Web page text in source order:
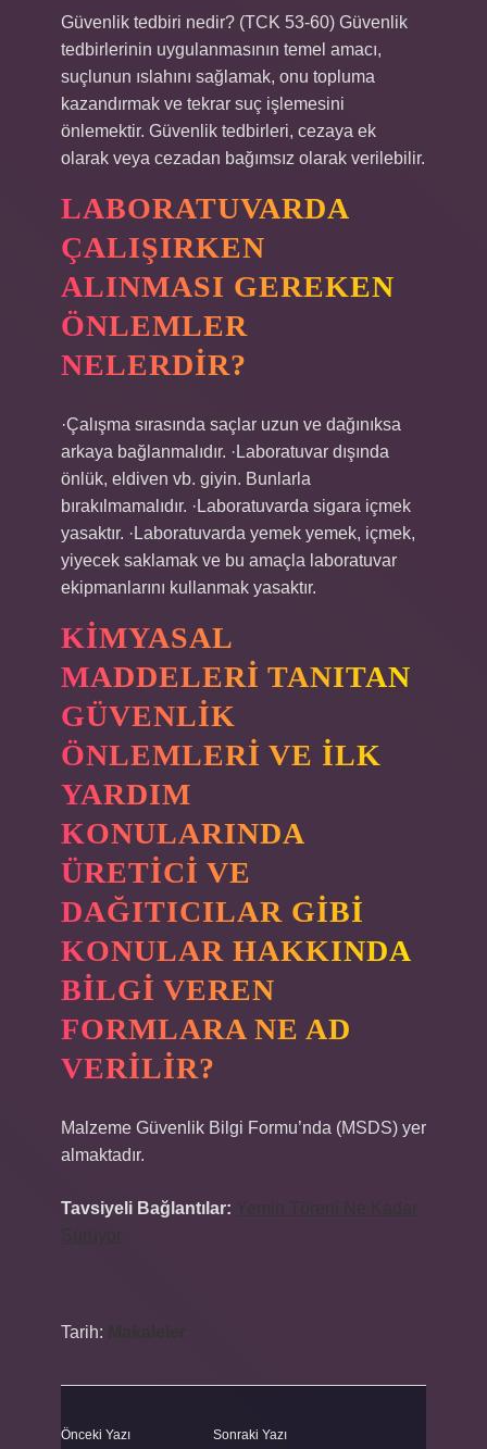
Güvenlik tedbiri nedir? (TCK 53-60) Güvenlik
tedbirlerinin uygulanmasının temel amacı,
suçlunun ıslahını sağlamak, onu topluma
kazandırmak ve tekrar suç işlemesini
önlemektir. Güvenlik tedbirleri, cezaya ek
olarak veya cezadan bağımsız olarak verilebilir.
LABORATUVARDA
ÇALIŞIRKEN
ALINMASI GEREKEN
ÖNLEMLER
NELERDIR?
·Çalışma sırasında saçlar uzun ve dağınıksa
arkaya bağlanmalıdır. ·Laboratuvar dışında
önlük, eldiven vb. giyin. Bunlarla
bırakılmamalıdır. ·Laboratuvarda sigara içmek
yasaktır. ·Laboratuvarda yemek yemek, içmek,
yiyecek saklamak ve bu amaçla laboratuvar
ekipmanlarını kullanmak yasaktır.
KIMYASAL
MADDELERI TANITAN
GÜVENLIK
ÖNLEMLERI VE ILK
YARDIM
KONULARINDA
ÜRETICI VE
DAĞITICILAR GIBI
KONULAR HAKKINDA
BILGI VEREN
FORMLARA NE AD
VERILIR?
Malzeme Güvenlik Bilgi Formu’nda (MSDS) yer
almaktadır.
Tavsiyeli Bağlantılar:
Tarih:
Önceki Yazı Sonraki Yazı